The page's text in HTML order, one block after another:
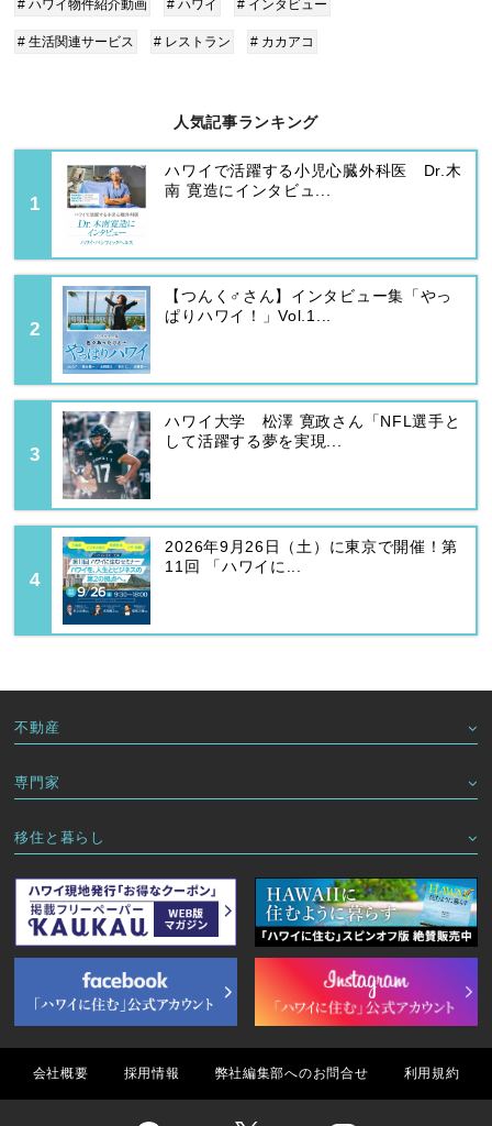
# ハワイ物件紹介動画 # ハワイ # インタビュー
# 生活関連サービス # レストラン # カカアコ
人気記事ランキング
ハワイで活躍する小児心臓外科医 Dr.木
南 寛造にインタビュ...
【つんく♂さん】インタビュー集「やっ
ぱりハワイ！」Vol.1...
ハワイ大学 松澤 寛政さん「NFL選手と
して活躍する夢を実現...
2026年9月26日（土）に東京で開催！第
11回 「ハワイに...
不動産
専門家
移住と暮らし
会社概要 採用情報 弊社編集部へのお問合せ 利用規約